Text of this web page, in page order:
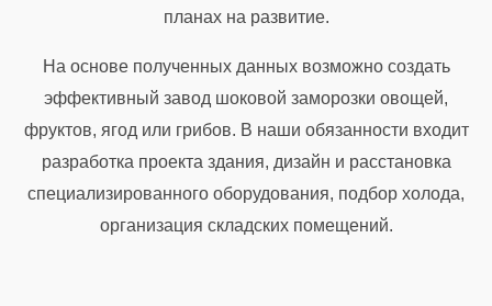
планах на развитие.
На основе полученных данных возможно создать
эффективный завод шоковой заморозки овощей,
фруктов, ягод или грибов. В наши обязанности входит
разработка проекта здания, дизайн и расстановка
специализированного оборудования, подбор холода,
организация складских помещений.